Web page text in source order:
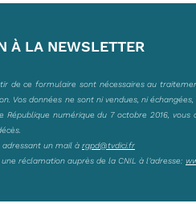
À LA NEWSLETTER
de ce formulaire sont nécessaires au
Vos données ne sont ni vendues, ni
République numérique du 7 octobre 2016,
adressant un mail à rgpd@tvdici.fr
réclamation auprès de la CNIL à l’adresse: